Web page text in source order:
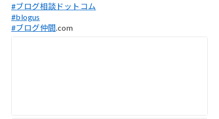
#ブログ相談ドットコム
#blogus
#ブログ仲間.com